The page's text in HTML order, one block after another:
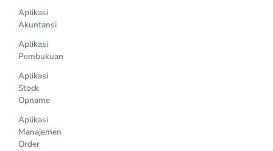
Aplikasi
Akuntansi
Aplikasi
Pembukuan
Aplikasi
Stock
Opname
Aplikasi
Manajemen
Order